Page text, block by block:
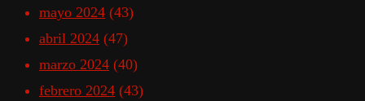
mayo 2024 (43)
abril 2024 (47)
marzo 2024 (40)
febrero 2024 (43)